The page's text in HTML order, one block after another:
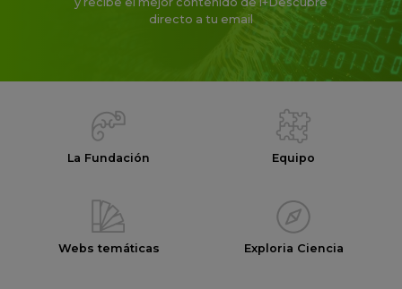
directo a tu email
La Fundación Equipo
Webs temáticas Exploria Ciencia